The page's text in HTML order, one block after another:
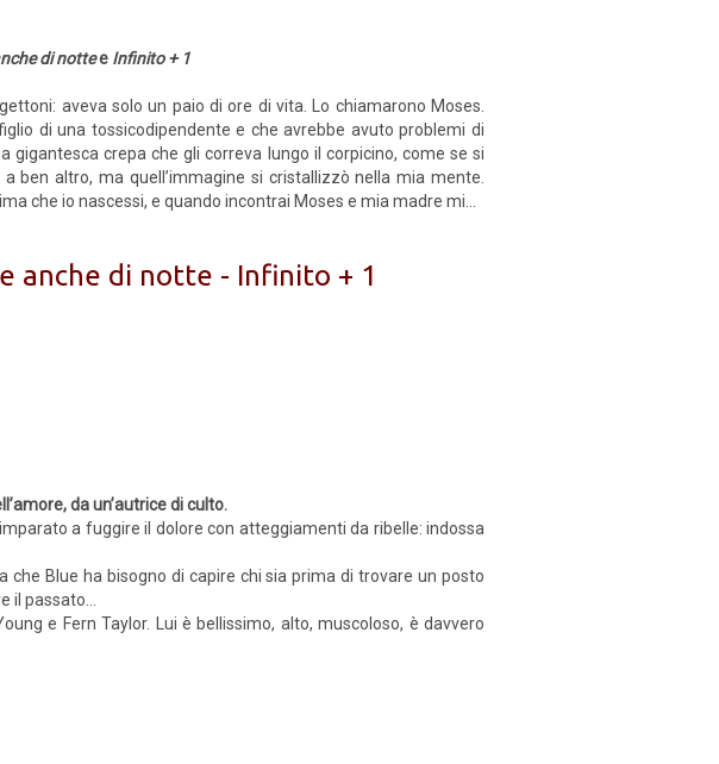
di nottee Infinito + 1
aveva solo un paio di ore di vita. Lo chiamarono Moses.
di una tossicodipendente e che avrebbe avuto problemi di
gigantesca crepa che gli correva lungo il corpicino, come se si
ben altro, ma quell’immagine si cristallizzò nella mia mente.
che io nascessi, e quando incontrai Moses e mia madre mi...
anche di notte - Infinito + 1
da un’autrice di culto.
a fuggire il dolore con atteggiamenti da ribelle: indossa
che Blue ha bisogno di capire chi sia prima di trovare un posto
il passato…
e Fern Taylor. Lui è bellissimo, alto, muscoloso, è davvero